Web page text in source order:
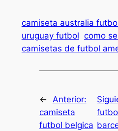
camiseta australia
uruguay futbol como
camisetas de futbol
← Anterior:
camiseta
futbol belgica